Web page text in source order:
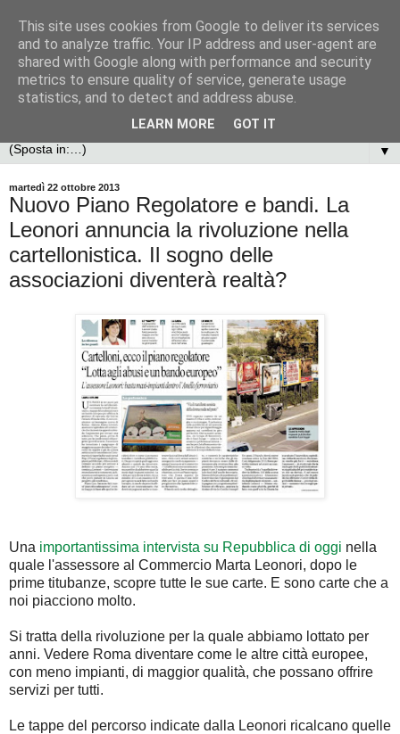
▼
martedì 22 ottobre 2013
Nuovo Piano Regolatore e bandi. La
Leonori annuncia la rivoluzione nella
cartellonistica. Il sogno delle
associazioni diventerà realtà?
Una importantissima intervista su Repubblica di oggi nella
quale l'assessore al Commercio Marta Leonori, dopo le
prime titubanze, scopre tutte le sue carte. E sono carte che a
noi piacciono molto.
Si tratta della rivoluzione per la quale abbiamo lottato per
anni. Vedere Roma diventare come le altre città europee,
con meno impianti, di maggior qualità, che possano offrire
servizi per tutti.
Le tappe del percorso indicate dalla Leonori ricalcano quelle
This site uses cookies from Google to deliver its services
and to analyze traffic. Your IP address and user-agent are
shared with Google along with performance and security
metrics to ensure quality of service, generate usage
statistics, and to detect and address abuse.
LEARN MORE GOT IT